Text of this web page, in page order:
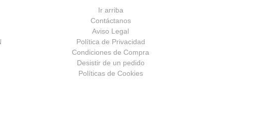
Ir arriba
Contáctanos
Aviso Legal
Política de Privacidad
Condiciones de Compra
Desistir de un pedido
Políticas de Cookies